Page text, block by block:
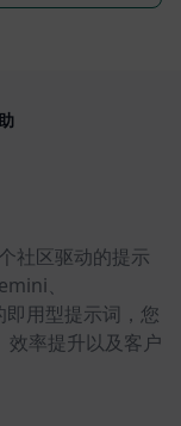
社区驱动的提示
、
用型提示词，您
效率提升以及客户